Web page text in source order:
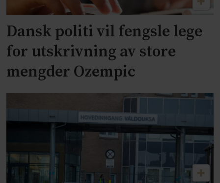
Dansk politi vil fengsle lege
for utskrivning av store
mengder Ozempic